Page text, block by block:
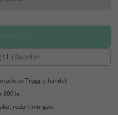
HANDLA
till i favoriter
av Trygg e-handel.
899 kr.
redan imorgon.